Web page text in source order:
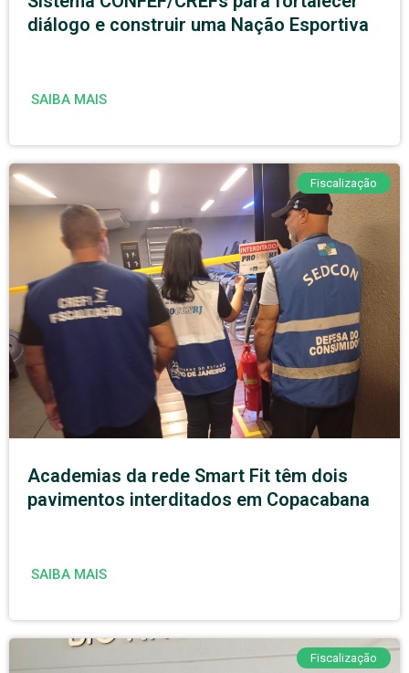
diálogo e construir uma Nação Esportiva
SAIBA MAIS
Fiscalização
Academias da rede Smart Fit têm dois
pavimentos interditados em Copacabana
SAIBA MAIS
Fiscalização